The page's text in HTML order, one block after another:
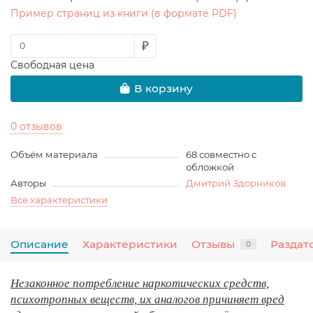
Пример страниц из книги (в формате PDF)
₽
Свободная цена
В корзину
0 отзывов
Объём материала
68 совместно с
обложкой
Авторы
Дмитрий Здорников
Все характеристики
Описание Характеристики Отзывы 0
Незаконное потребление наркотических средств,
психотропных веществ, их аналогов причиняет вред